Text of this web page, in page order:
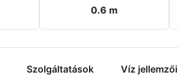
0.6 m
Szolgáltatások Víz jellemzői